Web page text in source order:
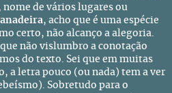
nome de vários lugares ou
, acho que é uma espécie
certo, não alcanço a alegoria.
não vislumbro a conotação
do texto. Sei que em muitas
a letra pouco (ou nada) tem a ver
Sobretudo para o